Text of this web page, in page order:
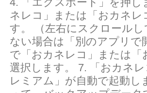
ネレコ」または「おカネ
す。 （左右にスクロール
ない場合は「別のアプリ
で「おカネレコ」または
選択します。 7. 「おカネ
レミアム」が自動で起動